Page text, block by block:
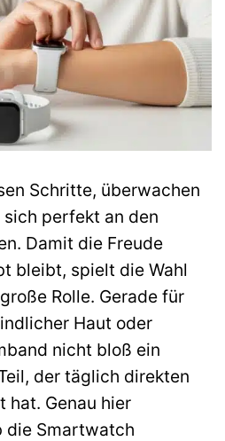
Schritte, überwachen
sich perfekt an den
Damit die Freude
bleibt, spielt die Wahl
Rolle. Gerade für
Haut oder
nicht bloß ein
der täglich direkten
hat. Genau hier
die Smartwatch